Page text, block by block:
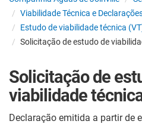
Viabilidade Técnica e
Estudo de viabilidade técnica
Solicitação de estudo de
Solicitação de
viabilidade
Declaração emitida a partir de